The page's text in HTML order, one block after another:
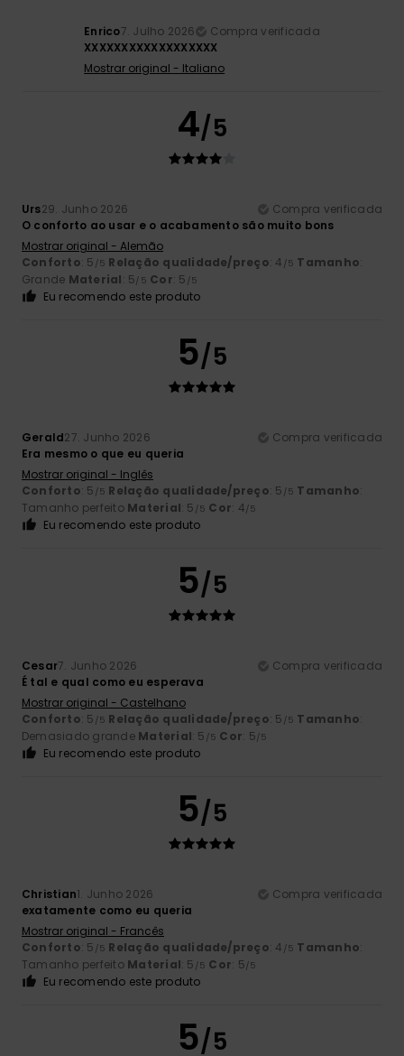
Enrico7. Julho 2026
Compra verificada
XXXXXXXXXXXXXXXXXX
Mostrar original - Italiano
4/5
Urs29. Junho 2026
Compra verificada
O conforto ao usar e o acabamento são muito bons
Mostrar original - Alemão
Conforto: 5 /5 Relação qualidade/preço: 4 /5 Tamanho:
Grande Material: 5/5 Cor: 5 /5
Eu recomendo este produto
5/5
Gerald27. Junho 2026
Compra verificada
Era mesmo o que eu queria
Mostrar original - Inglês
Conforto: 5 /5 Relação qualidade/preço: 5 /5 Tamanho:
Tamanho perfeito Material: 5 /5 Cor: 4/5
Eu recomendo este produto
5/5
Cesar7. Junho 2026
Compra verificada
É tal e qual como eu esperava
Mostrar original - Castelhano
Conforto: 5 /5 Relação qualidade/preço: 5 /5 Tamanho:
Demasiado grande Material: 5 /5 Cor: 5/5
Eu recomendo este produto
5/5
Christian1. Junho 2026
Compra verificada
exatamente como eu queria
Mostrar original - Francês
Conforto: 5 /5 Relação qualidade/preço: 4 /5 Tamanho:
Tamanho perfeito Material: 5 /5 Cor: 5/5
Eu recomendo este produto
5/5